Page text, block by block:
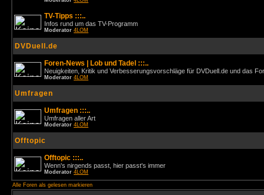
TV-Tipps :::..
Infos rund um das TV-Programm
Moderator 4LOM
DVDuell.de
Foren-News | Lob und Tadel :::..
Neuigkeiten, Kritik und Verbesserungsvorschläge für DVDuell.de und das
Moderator 4LOM
Umfragen
Umfragen :::..
Umfragen aller Art
Moderator 4LOM
Offtopic
Offtopic :::..
Wenn's nirgends passt, hier passt's immer
Moderator 4LOM
Alle Foren als gelesen markieren